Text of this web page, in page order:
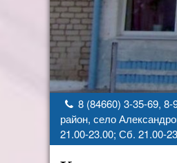
8 (84660) 3-35-69, 8-
район, село
21.00-23.00; Сб. 21.00-